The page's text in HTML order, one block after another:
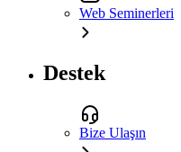
Web Seminerleri
Destek
Bize Ulaşın